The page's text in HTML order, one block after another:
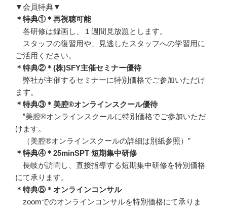
▼会員特典▼
＊特典①＊再視聴可能
各研修は録画し、１週間見放題とします。
スタッフの復習用や、見逃したスタッフへの学習用に
ご活用ください。
＊特典②＊(株)SFY主催セミナー優待
弊社が主催するセミナーに特別価格でご参加いただけ
ます。
＊特典③＊美腔®︎オンラインスクール優待
”美腔®︎オンラインスクールに特別価格でご参加いただ
けます。
（美腔®︎オンラインスクールの詳細は別紙参照）”
＊特典④＊25minSPT 短期集中研修
長岐が訪問し、直接指導する短期集中研修を特別価格
にて承ります。
＊特典⑤＊オンラインコンサル
zoomでのオンラインコンサルを特別価格にて承りま